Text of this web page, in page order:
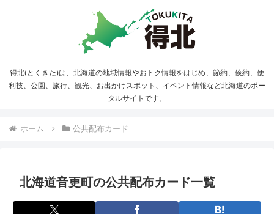
得北(とくきた)は、北海道の地域情報やおトク情報をはじめ、節約、倹約、便
利技、公園、旅行、観光、お出かけスポット、イベント情報など北海道のポー
タルサイトです。
ホーム 公共配布カード
北海道音更町の公共配布カード一覧